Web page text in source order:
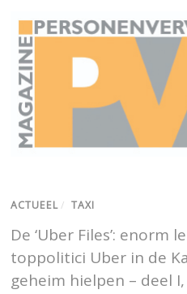
ACTUEEL / TAXI
De ‘Uber Files’: enorm
toppolitici Uber in de
geheim hielpen – deel